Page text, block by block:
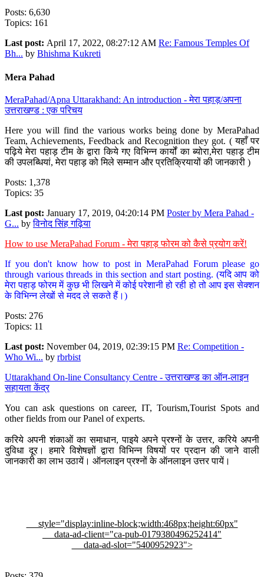
Posts: 6,630
Topics: 161
Last post: April 17, 2022, 08:27:12 AM Re: Famous Temples Of
Bh... by Bhishma Kukreti
Mera Pahad
MeraPahad/Apna Uttarakhand: An introduction - मेरा पहाड़/अपना
उत्तराखण्ड : एक परिचय
Here you will find the various works being done by MeraPahad
Team, Achievements, Feedback and Recognition they got. ( यहाँ पर
पढ़िये मेरा पहाड़ टीम के द्वारा किये गए विभिन्न कार्यों का ब्योरा,मेरा पहाड़ टीम
की उपलब्धियां, मेरा पहाड़ को मिले सम्मान और प्रतिक्रियायों की जानकारी )
Posts: 1,378
Topics: 35
Last post: January 17, 2019, 04:20:14 PM Poster by Mera Pahad -
G... byविनोद सिंह गढ़िया
How to use MeraPahad Forum - मेरा पहाड़ फोरम को कैसे प्रयोग करें!
If you don't know how to post in MeraPahad Forum please go
through various threads in this section and start posting. (यदि आप को
मेरा पहाड़ फोरम में कुछ भी लिखने में कोई परेशानी हो रही हो तो आप इस सेक्शन
के विभिन्न लेखों से मदद ले सकते हैं।)
Posts: 276
Topics: 11
Last post: November 04, 2019, 02:39:15 PM Re: Competition -
Who Wi... by rbrbist
Uttarakhand On-line Consultancy Centre - उत्तराखण्ड का ऑन-लाइन
सहायता केंद्र
You can ask questions on career, IT, Tourism,Tourist Spots and
other fields from our Panel of experts.
करिये अपनी शंकाओं का समाधान, पाइये अपने प्रश्नों के उत्तर, करिये अपनी
दुविधा दूर। हमारे विशेषज्ञों द्वारा विभिन्न विषयों पर प्रदान की जाने वाली
जानकारी का लाभ उठायें। ऑनलाइन प्रश्नों के ऑनलाइन उत्तर पायें।
style="display:inline-block;width:468px;height:60px"
data-ad-client="ca-pub-0179380496252414"
data-ad-slot="5400952923">